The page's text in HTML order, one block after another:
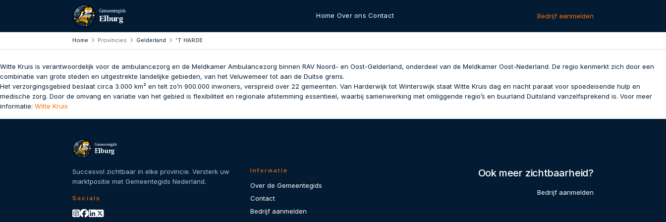
Gemeentegids
Elburg Home Over ons Contact Bedrijf aanmelden
Home Provincies Gelderland 'T HARDE
Witte Kruis is verantwoordelijk voor de ambulancezorg en de Meldkamer Ambulancezorg binnen RAV Noord- en Oost-Gelderland, onderdeel van de Meldkamer Oost-Nederland. De regio kenmerkt zich door een
combinatie van grote steden en uitgestrekte landelijke gebieden, van het Veluwemeer tot aan de Duitse grens.
Het verzorgingsgebied beslaat circa 3.000 km² en telt zo’n 900.000 inwoners, verspreid over 22 gemeenten. Van Harderwijk tot Winterswijk staat Witte Kruis dag en nacht paraat voor spoedeisende hulp en
medische zorg. Door de omvang en variatie van het gebied is flexibiliteit en regionale afstemming essentieel, waarbij samenwerking met omliggende regio’s en buurland Duitsland vanzelfsprekend is. Voor meer
informatie: Witte Kruis
Gemeentegids
Elburg
Succesvol zichtbaar in elke provincie. Versterk uw
marktpositie met Gemeentegids Nederland.
Socials
Informatie
Over de Gemeentegids
Contact
Bedrijf aanmelden
Ook meer zichtbaarheid?
Bedrijf aanmelden